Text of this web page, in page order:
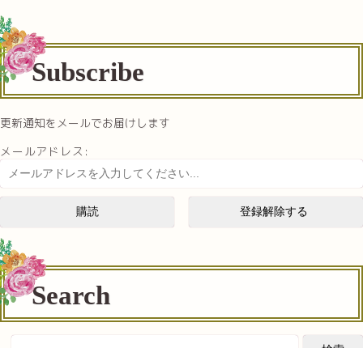
Subscribe
更新通知をメールでお届けします
メールアドレス:
Search